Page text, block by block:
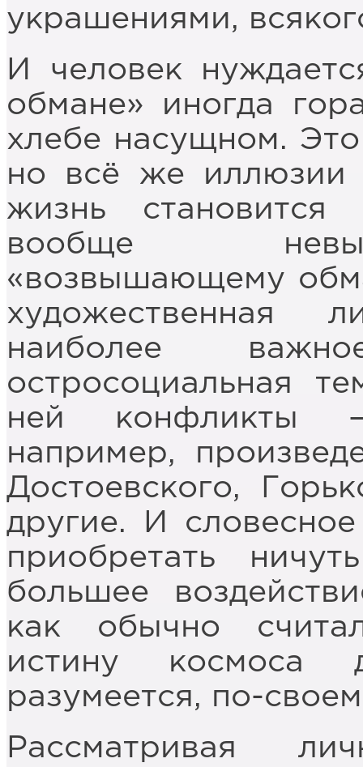
украшениями,
И человек
обмане» иногда
хлебе насущном.
но всё же иллюзии
жизнь
вообще
«возвышающему
художественная
наиболее
остросоциальная
ней конфликты
например,
Достоевского,
другие. И
приобретать
большее
как обычно
истину космоса
разумеется, по-
Рассматривая